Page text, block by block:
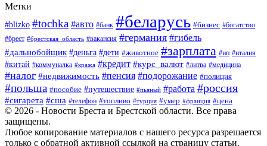
Метки
#blizko #tochka #авто #банк #беларусь #бизнес #богатство
#брест #брестская_область #вакансия #германия #гибель
#дальнобойщик #деньга #дети #животное #зарплата #ип #италия
#китай #коммуналка #кража #кредит #курс_валют #литва #медицина
#налог #недвижимость #пенсия #подорожание #полиция
#польша #пособие #путешествие #пьяный #работа #россия
#сигарета #сша #телефон #топливо #турция #умер #франция #цена
© 2026 - Новости Бреста и Брестской области. Все права
защищены.
Любое копирование материалов с нашего ресурса разрешается
только с обратной активной ссылкой на страницу статьи.